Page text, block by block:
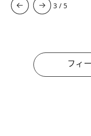
3 / 5
フィ